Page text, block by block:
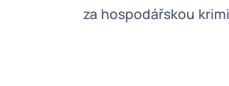
za hospodářskou